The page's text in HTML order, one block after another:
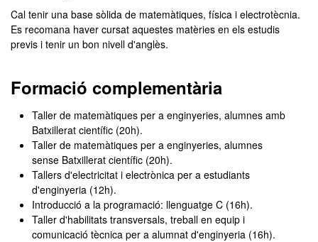
Cal tenir una base sòlida de matemàtiques, física i electrotècnia.
Es recomana haver cursat aquestes matèries en els estudis
previs i tenir un bon nivell d'anglès.
Formació complementària
Taller de matemàtiques per a enginyeries, alumnes amb
Batxillerat científic (20h).
Taller de matemàtiques per a enginyeries, alumnes
sense Batxillerat científic (20h).
Tallers d'electricitat i electrònica per a estudiants
d'enginyeria (12h).
Introducció a la programació: llenguatge C (16h).
Taller d'habilitats transversals, treball en equip i
comunicació tècnica per a alumnat d'enginyeria (16h).